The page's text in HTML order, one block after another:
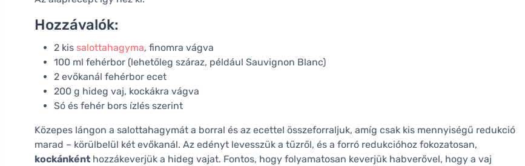
Hozzávalók:
2 kis salottahagyma, finomra vágva
100 ml fehérbor (lehetőleg száraz, például Sauvignon Blanc)
2 evőkanál fehérbor ecet
200 g hideg vaj, kockákra vágva
Só és fehér bors ízlés szerint
Közepes lángon a salottahagymát a borral és az ecettel összeforraljuk, amíg csak kis mennyiségű redukció
marad – körülbelül két evőkanál. Az edényt levesszük a tűzről, és a forró redukcióhoz fokozatosan,
kockánként hozzákeverjük a hideg vajat. Fontos, hogy folyamatosan keverjük habverővel, hogy a vaj